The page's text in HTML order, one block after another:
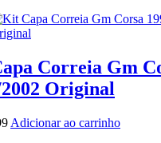
Correia Gm
2002 Original
Adicionar ao carrinho